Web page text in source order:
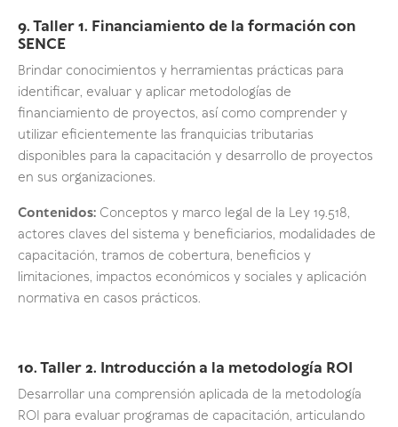
9. Taller 1. Financiamiento de la formación con
SENCE
Brindar conocimientos y herramientas prácticas para
identificar, evaluar y aplicar metodologías de
financiamiento de proyectos, así como comprender y
utilizar eficientemente las franquicias tributarias
disponibles para la capacitación y desarrollo de proyectos
en sus organizaciones.
Contenidos: Conceptos y marco legal de la Ley 19.518,
actores claves del sistema y beneficiarios, modalidades de
capacitación, tramos de cobertura, beneficios y
limitaciones, impactos económicos y sociales y aplicación
normativa en casos prácticos.
10. Taller 2. Introducción a la metodología ROI
Desarrollar una comprensión aplicada de la metodología
ROI para evaluar programas de capacitación, articulando